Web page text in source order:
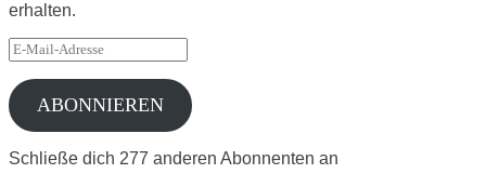
erhalten.
E-
Mail-
Adresse
ABONNIEREN
Schließe dich 277 anderen Abonnenten an